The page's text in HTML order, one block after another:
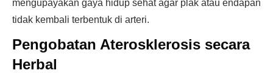
mengupayakan gaya hidup sehat agar plak atau endapan
tidak kembali terbentuk di arteri.
Pengobatan Aterosklerosis secara
Herbal